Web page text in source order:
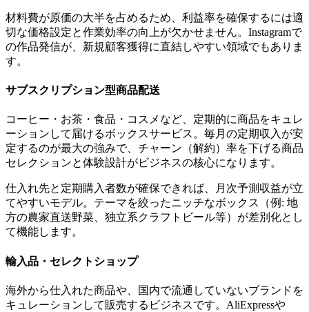
材料費が原価の大半を占めるため、利益率を確保するには適
切な価格設定と作業効率の向上が欠かせません。Instagramで
の作品発信が、新規顧客獲得に直結しやすい領域でもありま
す。
サブスクリプション型商品配送
コーヒー・お茶・食品・コスメなど、定期的に商品をキュレ
ーションして届けるボックスサービス。毎月の定期収入が安
定するのが最大の強みで、チャーン（解約）率を下げる商品
セレクションと体験設計がビジネスの核心になります。
仕入れ先と定期購入者数が確保できれば、月次予測収益が立
てやすいモデル。テーマを絞ったニッチなボックス（例: 地
方の農家直送野菜、独立系クラフトビール等）が差別化とし
て機能します。
輸入品・セレクトショップ
海外から仕入れた商品や、国内で流通していないブランドを
キュレーションして販売するビジネスです。AliExpressや